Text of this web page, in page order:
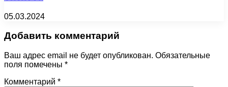
05.03.2024
Добавить комментарий
Ваш адрес email не будет опубликован. Обязательные
поля помечены *
Комментарий *